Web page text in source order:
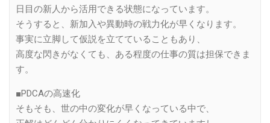
日目の新人から活用できる状態になっています。
そうすると、新加入や異動時の戦力化が早くなります。
事実に立脚して仮説を立てていることもあり、
高度な閃きがなくても、ある程度の仕事の質は担保できま
す。
■PDCAの高速化
そもそも、世の中の変化が早くなっている中で、